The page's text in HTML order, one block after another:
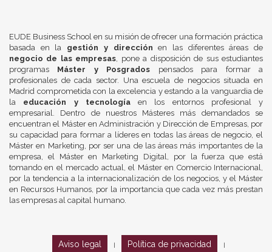
EUDE Business School en su misión de ofrecer una formación práctica
basada en la gestión y dirección en las diferentes áreas de
negocio de las empresas, pone a disposición de sus estudiantes
programas Máster y Posgrados pensados para formar a
profesionales de cada sector. Una escuela de negocios situada en
Madrid comprometida con la excelencia y estando a la vanguardia de
la educación y tecnologíaen los entornos profesional y
empresarial. Dentro de nuestros Másteres más demandados se
encuentran el Máster en Administración y Dirección de Empresas, por
su capacidad para formar a líderes en todas las áreas de negocio, el
Máster en Marketing, por ser una de las áreas más importantes de la
empresa, el Máster en Marketing Digital, por la fuerza que está
tomando en el mercado actual, el Máster en Comercio Internacional,
por la tendencia a la internacionalización de los negocios, y el Máster
en Recursos Humanos, por la importancia que cada vez más prestan
las empresas al capital humano.
Aviso legal Política de privacidad